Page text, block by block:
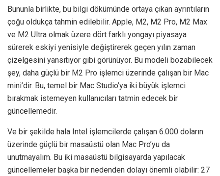
Bununla birlikte, bu bilgi dökümünde ortaya çıkan ayrıntıların
çoğu oldukça tahmin edilebilir. Apple, M2, M2 Pro, M2 Max
ve M2 Ultra olmak üzere dört farklı yongayı piyasaya
sürerek eskiyi yenisiyle değiştirerek geçen yılın zaman
çizelgesini yansıtıyor gibi görünüyor. Bu modeli bozabilecek
şey, daha güçlü bir M2 Pro işlemci üzerinde çalışan bir Mac
mini’dir. Bu, temel bir Mac Studio’ya iki büyük işlemci
bırakmak istemeyen kullanıcıları tatmin edecek bir
güncellemedir.
Ve bir şekilde hala Intel işlemcilerde çalışan 6.000 doların
üzerinde güçlü bir masaüstü olan Mac Pro’yu da
unutmayalım. Bu iki masaüstü bilgisayarda yapılacak
güncellemeler başka bir nedenden dolayı önemli olabilir: 27